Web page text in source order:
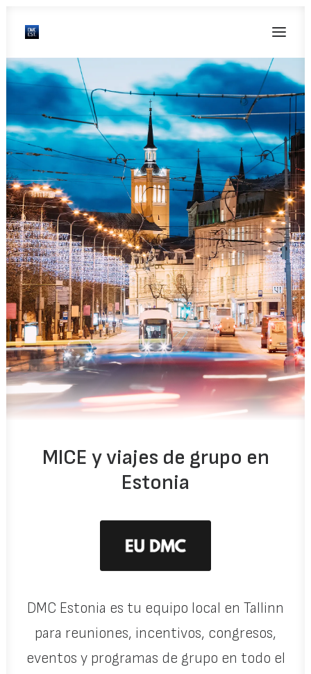
DMC ESTONIA
SERVICES
MICE & INCENTIVES
DESTINATIONS
ABOUT US
FAQ
CONTACT US
ESPAÑOL
MICE y viajes de grupo en
Estonia
DMC Estonia es tu equipo local en Tallinn
para reuniones, incentivos, congresos,
eventos y programas de grupo en todo el